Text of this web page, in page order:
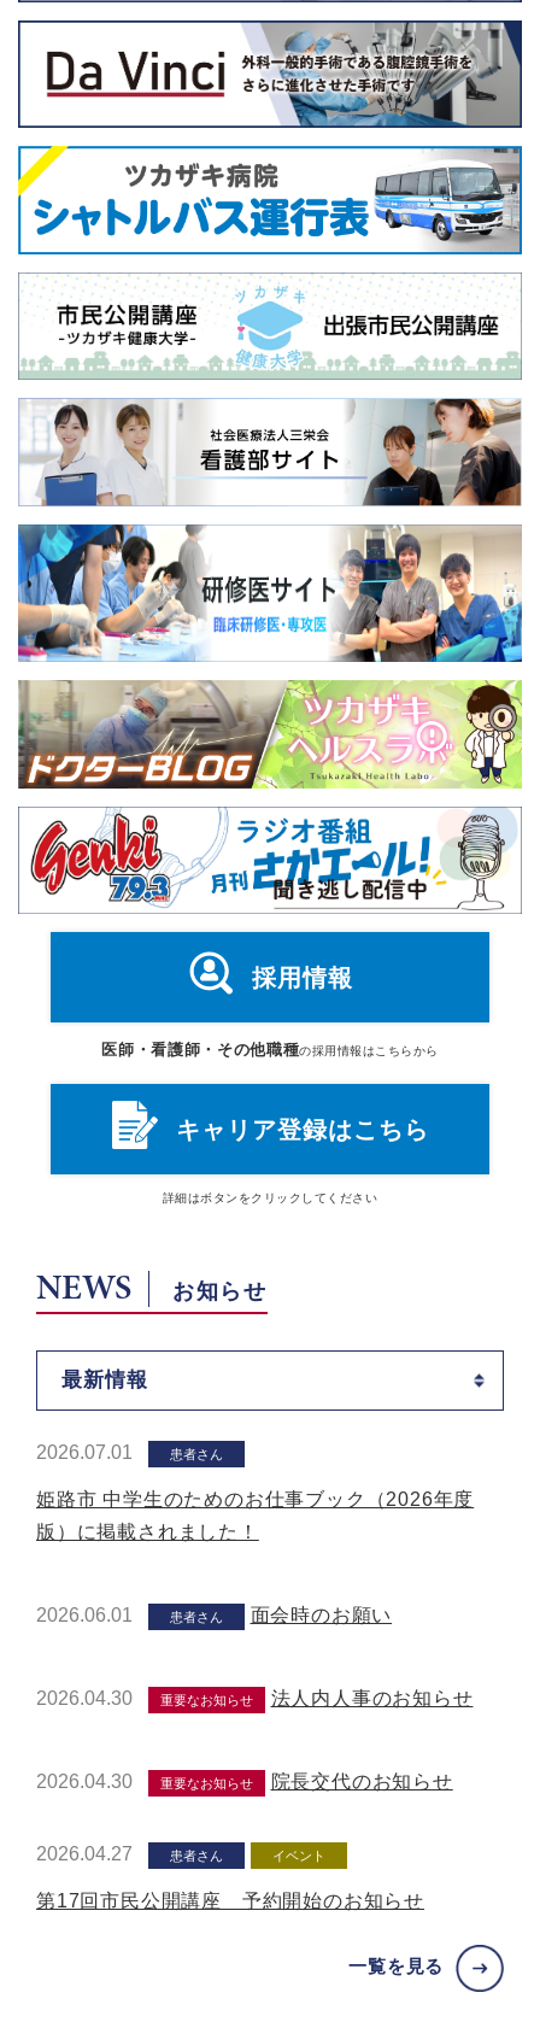
採用情報
医師・看護師・その他職種の採用情報はこちらから
キャリア登録はこちら
詳細はボタン をクリックしてください
NEWS お知らせ
最新情報
2026.07.01 患者さん
姫路市 中学生のためのお仕事ブック（2026年度
版）に掲載されました！
2026.06.01 患者さん 面会時のお願い
2026.04.30 重要なお知らせ 法人内人事のお知らせ
2026.04.30 重要なお知らせ 院長交代のお知らせ
2026.04.27 患者さん イベント
第17回市民公開講座 予約開始のお知らせ
一覧を見る